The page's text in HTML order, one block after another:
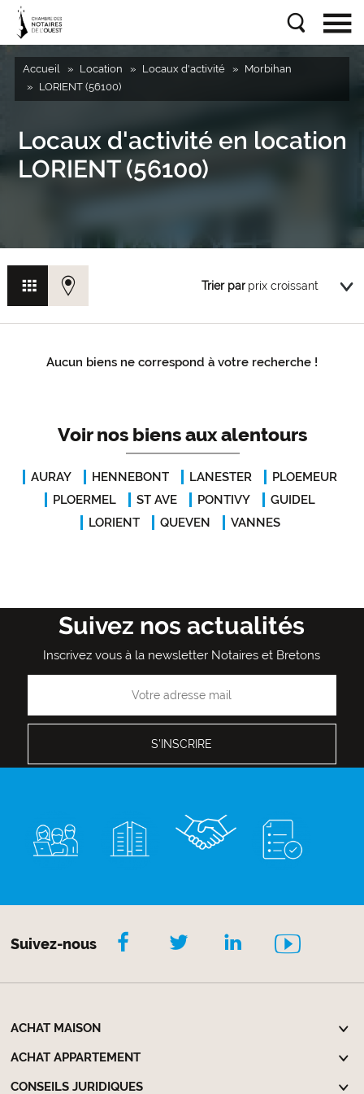
Accueil Location Locaux d'activité
Morbihan
LORIENT (56100)
Locaux d'activité en location
LORIENT (56100)
Trier par
Aucun biens ne correspond à votre recherche !
Voir nos biens aux alentours
AURAY HENNEBONT LANESTER
PLOEMEUR
PLOERMEL
ST AVE PONTIVY
GUIDEL
LORIENT
QUEVEN VANNES
Suivez nos actualités
Inscrivez vous à la newsletter Notaires et Bretons
Suivez-nous
ACHAT MAISON
ACHAT APPARTEMENT
CONSEILS JURIDIQUES